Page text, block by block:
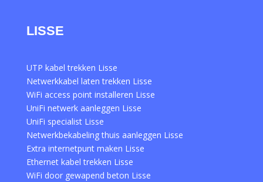
LISSE
UTP kabel trekken Lisse
Netwerkkabel laten trekken Lisse
WiFi access point installeren Lisse
UniFi netwerk aanleggen Lisse
UniFi specialist Lisse
Netwerkbekabeling thuis aanleggen Lisse
Extra internetpunt maken Lisse
Ethernet kabel trekken Lisse
WiFi door gewapend beton Lisse